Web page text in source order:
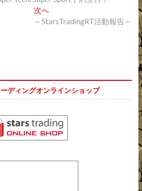
次へ
の
～StarsTradingRT活動報告～
ディングオンラインショップ